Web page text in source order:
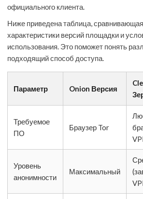
официального клиента.
Ниже приведена таблица,
характеристики версий площадки и
использования. Это поможет понять
подходящий способ доступа.
Параметр Onion Версия
Требуемое
ПО
Браузер Tor
Уровень
анонимности
Максимальный